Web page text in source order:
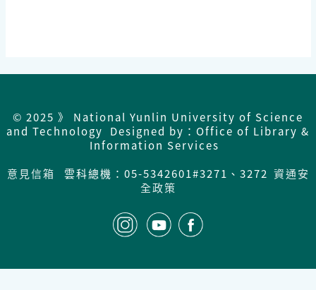
© 2025 》 National Yunlin University of Science
and Technology Designed by：Office of Library &
Information Services
意見信箱
雲科總機：05-5342601#3271、3272 資通安
全政策